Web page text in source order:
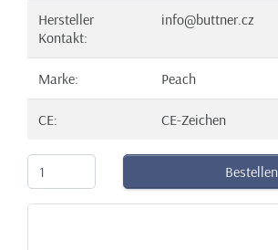
Hersteller
Kontakt:
info@buttner.cz
Marke: Peach
CE: CE-Zeichen
Bestellen